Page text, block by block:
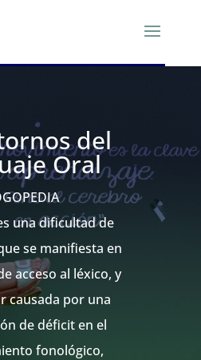
del
Oral
una dificultad de
se manifiesta en
acceso al léxico, y
causada por una
de déficit en el
fonológico,